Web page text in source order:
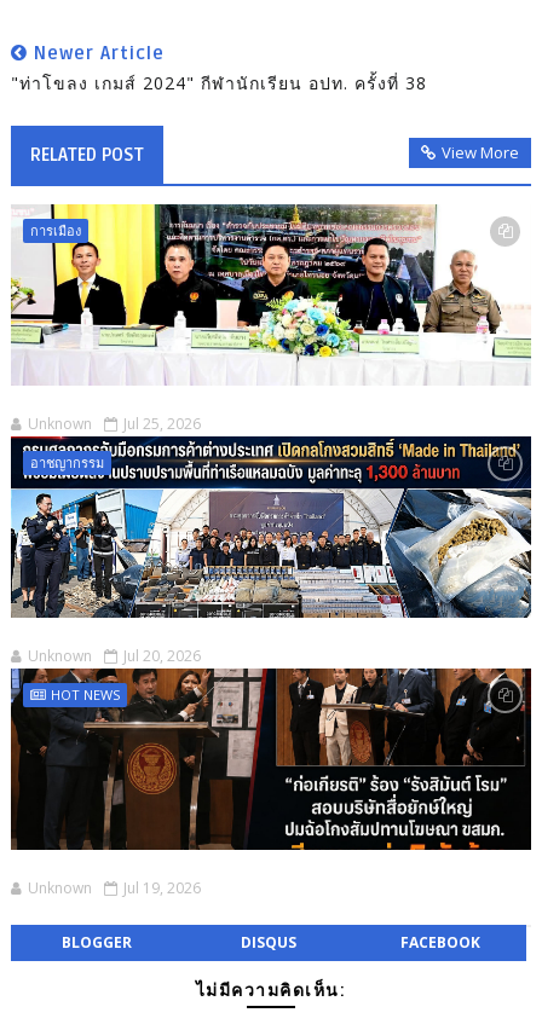
Newer Article
"ท่าโขลง เกมส์ 2024" กีฬานักเรียน อปท. ครั้งที่ 38
RELATED POST View More
การเมือง
Unknown Jul 25, 2026
อาชญากรรม
Unknown Jul 20, 2026
HOT NEWS
Unknown Jul 19, 2026
BLOGGER DISQUS FACEBOOK
ไม่มีความคิดเห็น: